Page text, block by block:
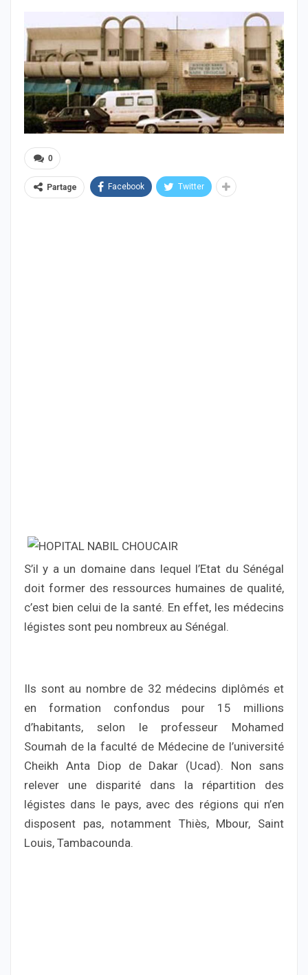
0
Partage Facebook Twitter
S’il y a un domaine dans lequel l’Etat du Sénégal
doit former des ressources humaines de qualité,
c’est bien celui de la santé. En effet, les médecins
légistes sont peu nombreux au Sénégal.
Ils sont au nombre de 32 médecins diplômés et
en formation confondus pour 15 millions
d’habitants, selon le professeur Mohamed
Soumah de la faculté de Médecine de l’université
Cheikh Anta Diop de Dakar (Ucad). Non sans
relever une disparité dans la répartition des
légistes dans le pays, avec des régions qui n’en
disposent pas, notamment Thiès, Mbour, Saint
Louis, Tambacounda.